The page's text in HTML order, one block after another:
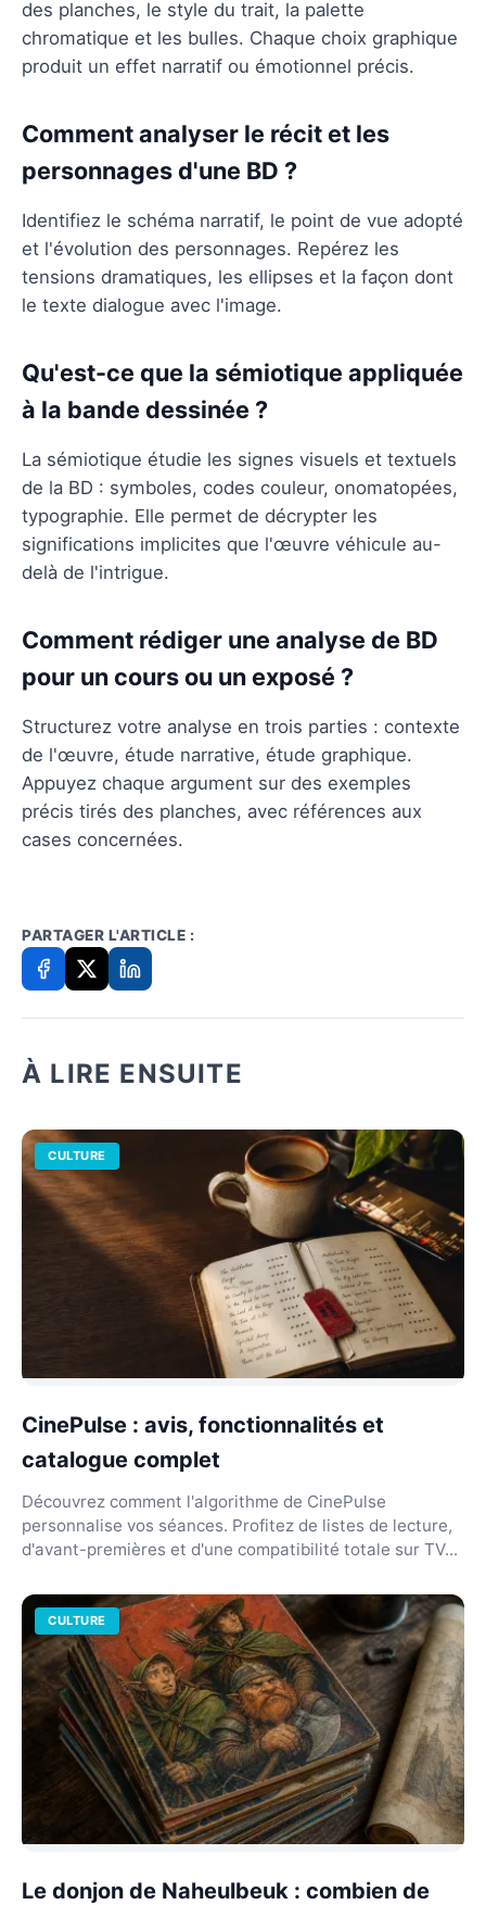
des planches, le style du trait, la palette
chromatique et les bulles. Chaque choix graphique
produit un effet narratif ou émotionnel précis.
Comment analyser le récit et les
personnages d'une BD ?
Identifiez le schéma narratif, le point de vue adopté
et l'évolution des personnages. Repérez les
tensions dramatiques, les ellipses et la façon dont
le texte dialogue avec l'image.
Qu'est-ce que la sémiotique appliquée
à la bande dessinée ?
La sémiotique étudie les signes visuels et textuels
de la BD : symboles, codes couleur, onomatopées,
typographie. Elle permet de décrypter les
significations implicites que l'œuvre véhicule au-
delà de l'intrigue.
Comment rédiger une analyse de BD
pour un cours ou un exposé ?
Structurez votre analyse en trois parties : contexte
de l'œuvre, étude narrative, étude graphique.
Appuyez chaque argument sur des exemples
précis tirés des planches, avec références aux
cases concernées.
PARTAGER L'ARTICLE :
À LIRE ENSUITE
CULTURE
CinePulse : avis, fonctionnalités et
catalogue complet
Découvrez comment l'algorithme de CinePulse
personnalise vos séances. Profitez de listes de lecture,
d'avant-premières et d'une compatibilité totale sur TV...
CULTURE
Le donjon de Naheulbeuk : combien de